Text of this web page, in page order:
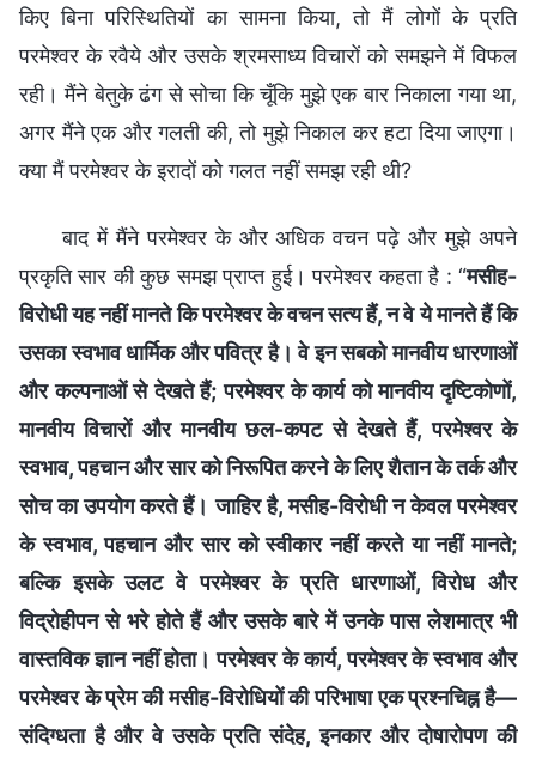
किए बिना परिस्थितियों का सामना किया, तो मैं लोगों के प्रति
परमेश्वर के रवैये और उसके श्रमसाध्य विचारों को समझने में विफल
रही। मैंने बेतुके ढंग से सोचा कि चूँकि मुझे एक बार निकाला गया था,
अगर मैंने एक और गलती की, तो मुझे निकाल कर हटा दिया जाएगा।
क्या मैं परमेश्वर के इरादों को गलत नहीं समझ रही थी?
बाद में मैंने परमेश्वर के और अधिक वचन पढ़े और मुझे अपने
प्रकृति सार की कुछ समझ प्राप्त हुई। परमेश्वर कहता है : “मसीह-
विरोधी यह नहीं मानते कि परमेश्वर के वचन सत्य हैं, न वे ये मानते हैं कि
उसका स्वभाव धार्मिक और पवित्र है। वे इन सबको मानवीय धारणाओं
और कल्पनाओं से देखते हैं; परमेश्वर के कार्य को मानवीय दृष्टिकोणों,
मानवीय विचारों और मानवीय छल-कपट से देखते हैं, परमेश्वर के
स्वभाव, पहचान और सार को निरूपित करने के लिए शैतान के तर्क और
सोच का उपयोग करते हैं। जाहिर है, मसीह-विरोधी न केवल परमेश्वर
के स्वभाव, पहचान और सार को स्वीकार नहीं करते या नहीं मानते;
बल्कि इसके उलट वे परमेश्वर के प्रति धारणाओं, विरोध और
विद्रोहीपन से भरे होते हैं और उसके बारे में उनके पास लेशमात्र भी
वास्तविक ज्ञान नहीं होता। परमेश्वर के कार्य, परमेश्वर के स्वभाव और
परमेश्वर के प्रेम की मसीह-विरोधियों की परिभाषा एक प्रश्नचिह्न है—
संदिग्धता है और वे उसके प्रति संदेह, इनकार और दोषारोपण की